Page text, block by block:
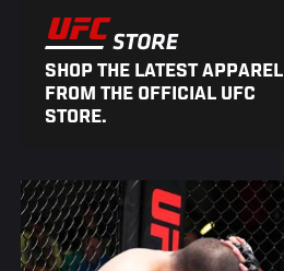
SHOP THE LATEST APPAREL
FROM THE OFFICIAL UFC
STORE.